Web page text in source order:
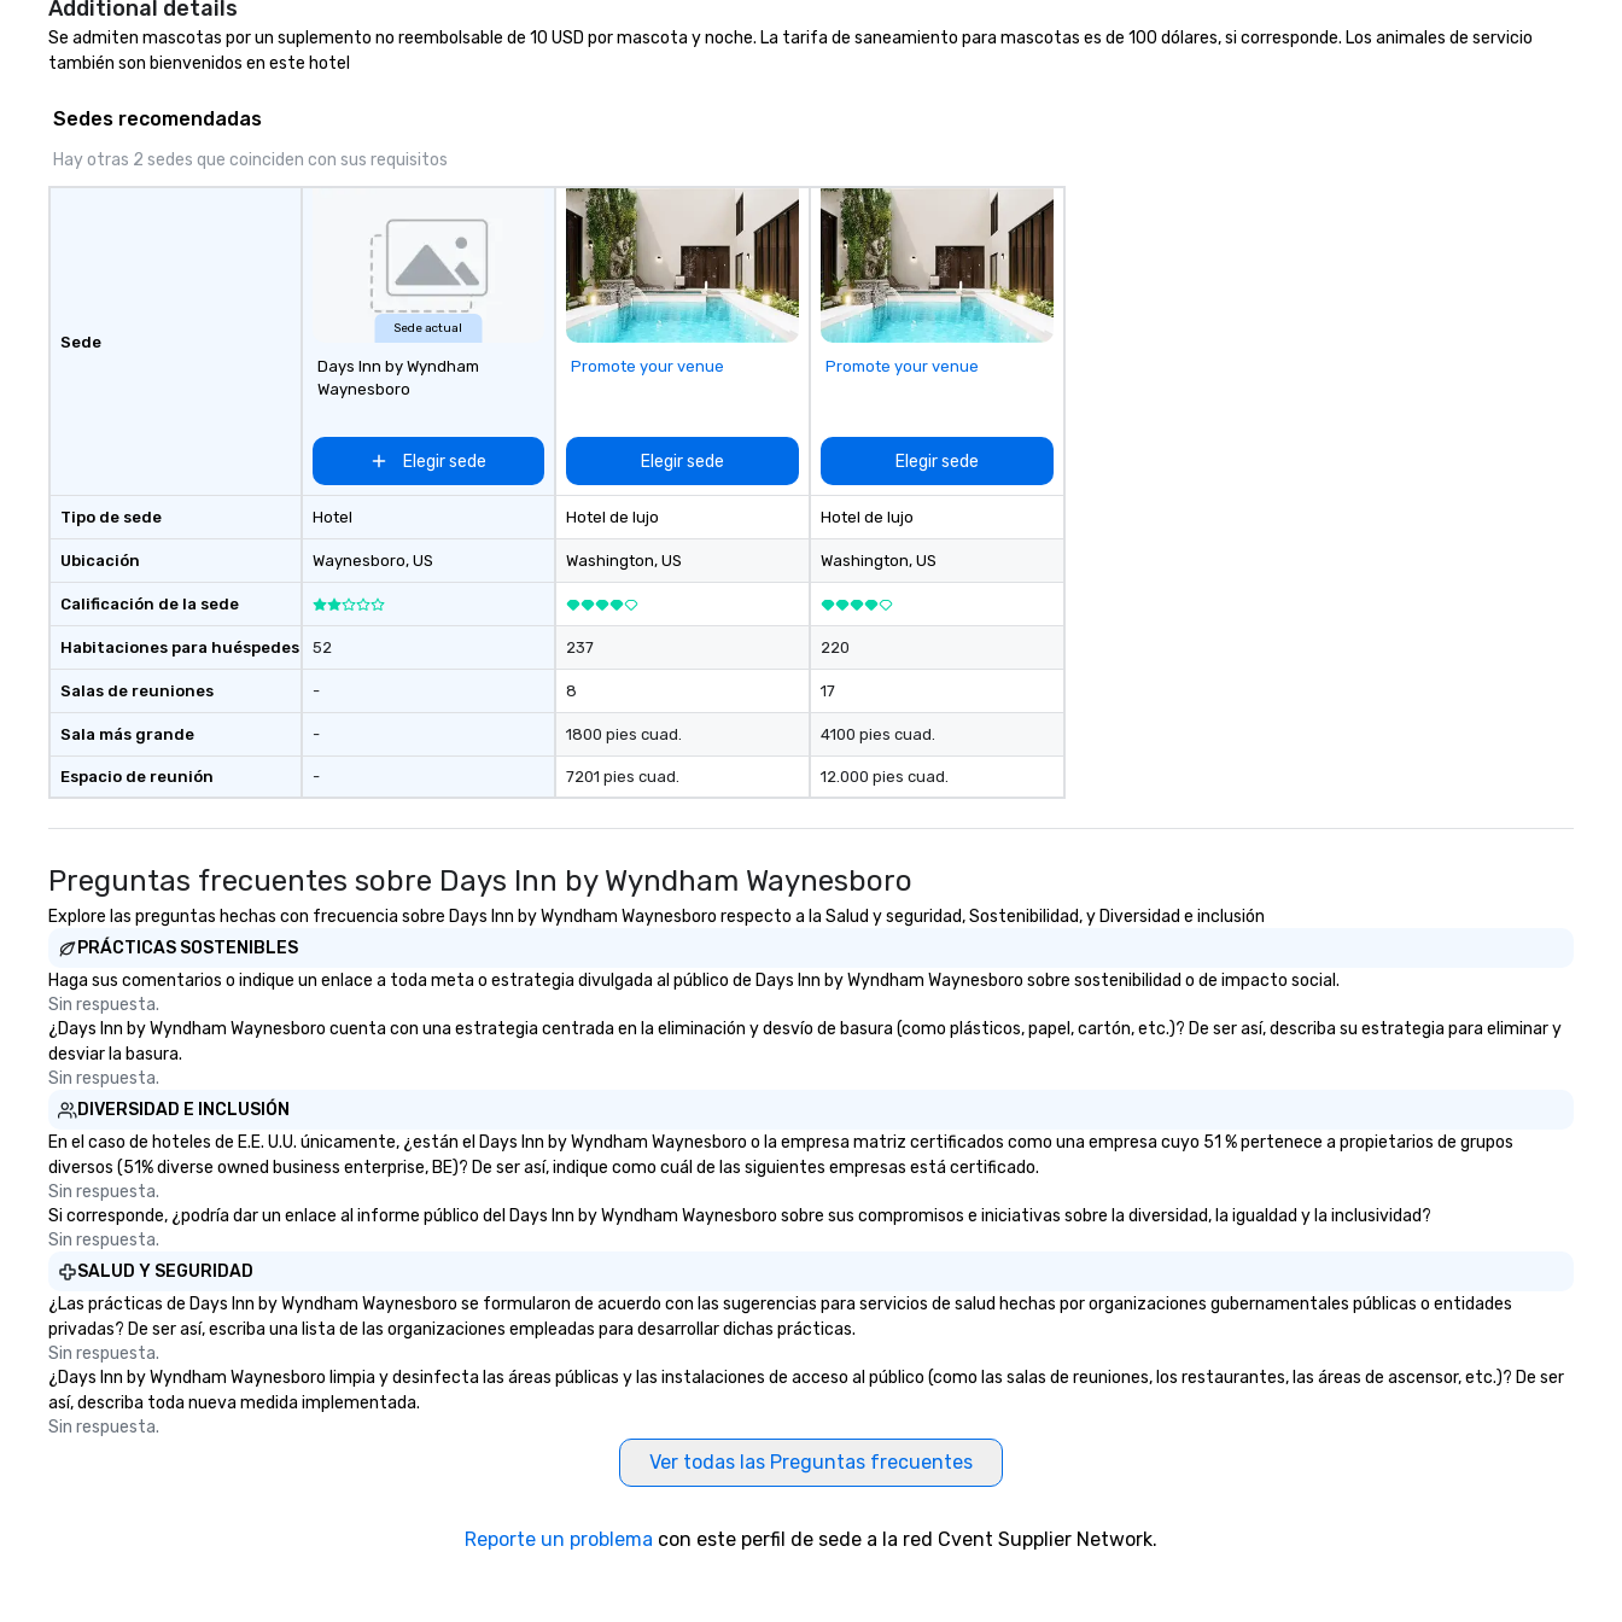
for cocktails and snacks. Outdoor
seating reminiscent of a French
cafe is the ideal spot for dining
goals/objectives/budget.
bounty.
Additional details
Se admiten mascotas por un suplemento no reembolsable de 10 USD por mascota y noche. La tarifa de saneamiento para mascotas es de 100 dólares, si corresponde. Los animales de servicio
también son bienvenidos en este hotel
Sedes recomendadas
Hay otras 2 sedes que coinciden con sus requisitos
Sede
Tipo de sede
Ubicación
Calificación de la sede
Habitaciones para huéspedes
Salas de reuniones
Sala más grande
Espacio de reunión
Sede actual
Days Inn by Wyndham
Waynesboro
Elegir sede
Hotel
Waynesboro, US
52
-
-
-
Promote your venue
Elegir sede
Hotel de lujo
Washington, US
237
8
1800 pies cuad.
7201 pies cuad.
Promote your venue
Elegir sede
Hotel de lujo
Washington, US
220
17
4100 pies cuad.
12.000 pies cuad.
Preguntas frecuentes sobre Days Inn by Wyndham Waynesboro
Explore las preguntas hechas con frecuencia sobre Days Inn by Wyndham Waynesboro respecto a la Salud y seguridad, Sostenibilidad, y Diversidad e inclusión
PRÁCTICAS SOSTENIBLES
Haga sus comentarios o indique un enlace a toda meta o estrategia divulgada al público de Days Inn by Wyndham Waynesboro sobre sostenibilidad o de impacto social.
Sin respuesta.
¿Days Inn by Wyndham Waynesboro cuenta con una estrategia centrada en la eliminación y desvío de basura (como plásticos, papel, cartón, etc.)? De ser así, describa su estrategia para eliminar y
desviar la basura.
Sin respuesta.
DIVERSIDAD E INCLUSIÓN
En el caso de hoteles de E.E. U.U. únicamente, ¿están el Days Inn by Wyndham Waynesboro o la empresa matriz certificados como una empresa cuyo 51 % pertenece a propietarios de grupos
diversos (51% diverse owned business enterprise, BE)? De ser así, indique como cuál de las siguientes empresas está certificado.
Sin respuesta.
Si corresponde, ¿podría dar un enlace al informe público del Days Inn by Wyndham Waynesboro sobre sus compromisos e iniciativas sobre la diversidad, la igualdad y la inclusividad?
Sin respuesta.
SALUD Y SEGURIDAD
¿Las prácticas de Days Inn by Wyndham Waynesboro se formularon de acuerdo con las sugerencias para servicios de salud hechas por organizaciones gubernamentales públicas o entidades
privadas? De ser así, escriba una lista de las organizaciones empleadas para desarrollar dichas prácticas.
Sin respuesta.
¿Days Inn by Wyndham Waynesboro limpia y desinfecta las áreas públicas y las instalaciones de acceso al público (como las salas de reuniones, los restaurantes, las áreas de ascensor, etc.)? De ser
así, describa toda nueva medida implementada.
Sin respuesta.
Ver todas las Preguntas frecuentes
Reporte un problema con este perfil de sede a la red Cvent Supplier Network.